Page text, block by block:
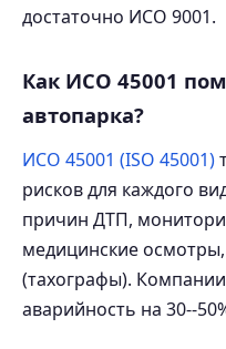
достаточно ИСО 9001.
Как ИСО 45001
автопарка?
ИСО 45001 (ISO 45001)
рисков для каждого
причин ДТП,
медицинские
(тахографы).
аварийность на 30--